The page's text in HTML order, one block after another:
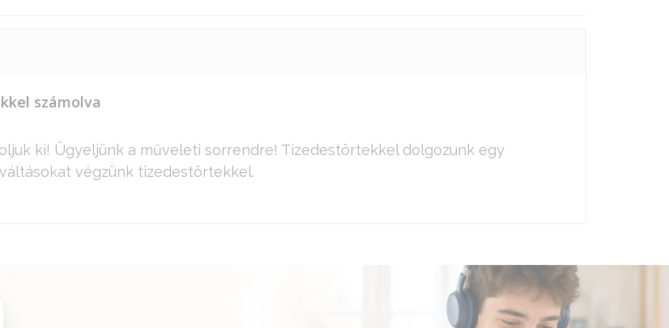
számolva
ki! Ügyeljünk a műveleti sorrendre! Tizedestörtekkel dolgozunk egy
végzünk tizedestörtekkel.